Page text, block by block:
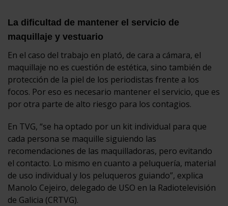
La dificultad de mantener el servicio de
maquillaje y vestuario
En el caso del trabajo en plató, de cara a cámara, el
maquillaje no es cuestión de estética, sino también de
protección de la piel de los periodistas frente a los
focos. Por eso es necesario mantener el servicio, que es
por otra parte de alto riesgo para los contagios.
En TVG, “se ha optado por un kit individual para que
cada persona se maquille siguiendo las
recomendaciones de las maquilladoras, pero evitando
el contacto. Lo mismo en cuanto a peluquería, material
de uso individual y los peluqueros guiando”, explica
Manolo Cejeiro, delegado de USO en la Radiotelevisión
de Galicia (CRTVG).